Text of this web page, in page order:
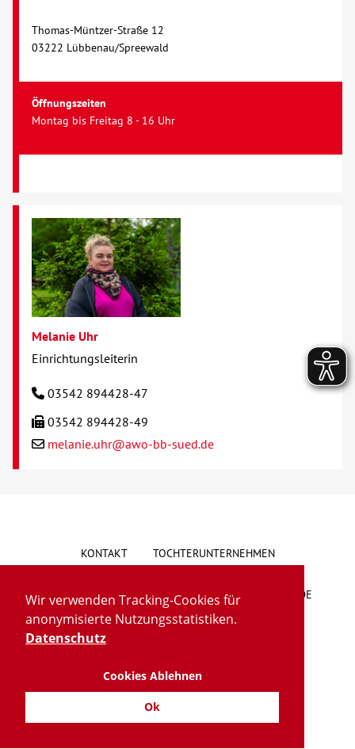
Wir verwenden Tracking-Cookies für
anonymisierte Nutzungsstatistiken.
Datenschutz
Cookies Ablehnen
Ok
Thomas-Müntzer-Straße 12
03222 Lübbenau/Spreewald
Öffnungszeiten
Montag bis Freitag 8 - 16 Uhr
Melanie Uhr
Einrichtungsleiterin
03542 894428-47
03542 894428-49
melanie.uhr@awo-bb-sued.de
KONTAKT TOCHTERUNTERNEHMEN
HINWEISGEBERSYSTEM VORSCHLAG/BESCHWERDE
LIEFERKETTENGESETZ
IMPRESSUM DATENSCHUTZ